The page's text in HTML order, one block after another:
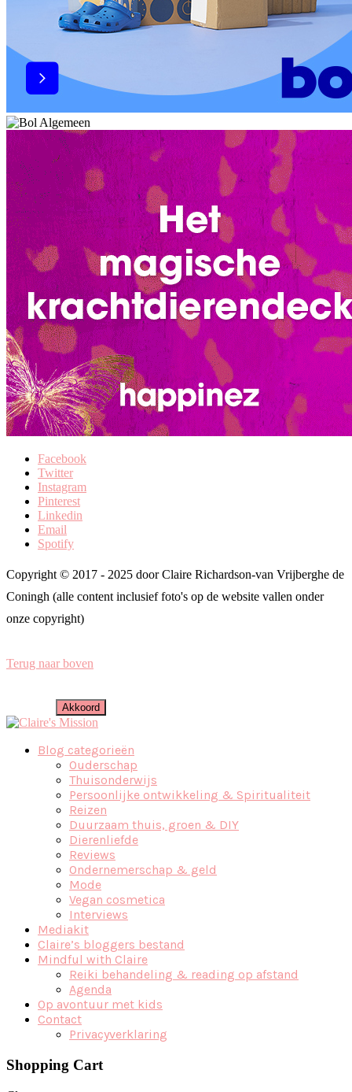
Facebook
Twitter
Instagram
Pinterest
Linkedin
Email
Spotify
Copyright © 2017 - 2025 door Claire Richardson-van Vrijberghe de
Coningh (alle content inclusief foto's op de website vallen onder
onze copyright)
Terug naar boven
Akkoord
Blog categorieën
Ouderschap
Thuisonderwijs
Persoonlijke ontwikkeling & Spiritualiteit
Reizen
Duurzaam thuis, groen & DIY
Dierenliefde
Reviews
Ondernemerschap & geld
Mode
Vegan cosmetica
Interviews
Mediakit
Claire’s bloggers bestand
Mindful with Claire
Reiki behandeling & reading op afstand
Agenda
Op avontuur met kids
Contact
Privacyverklaring
Shopping Cart